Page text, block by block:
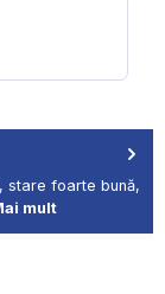
stare foarte bună,
mult